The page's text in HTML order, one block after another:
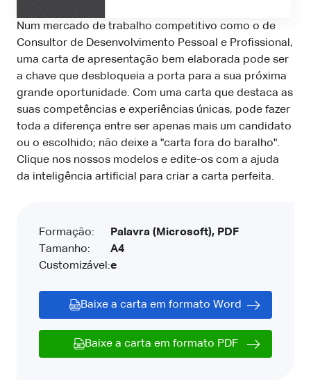
Num mercado de trabalho competitivo como o de
Consultor de Desenvolvimento Pessoal e Profissional,
uma carta de apresentação bem elaborada pode ser
a chave que desbloqueia a porta para a sua próxima
grande oportunidade. Com uma carta que destaca as
suas competências e experiências únicas, pode fazer
toda a diferença entre ser apenas mais um candidato
ou o escolhido; não deixe a "carta fora do baralho".
Clique nos nossos modelos e edite-os com a ajuda
da inteligência artificial para criar a carta perfeita.
Formação:
Tamanho:
Customizável:
Palavra (Microsoft), PDF
A4
e
Baixe a carta em formato Word
Baixe a carta em formato PDF